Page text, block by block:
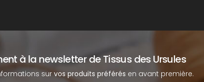
à la newsletter de Tissus des Ursules
survos produits préférés en avant première.